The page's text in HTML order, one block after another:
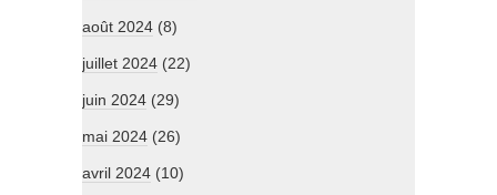
août 2024 (8)
juillet 2024 (22)
juin 2024 (29)
mai 2024 (26)
avril 2024 (10)